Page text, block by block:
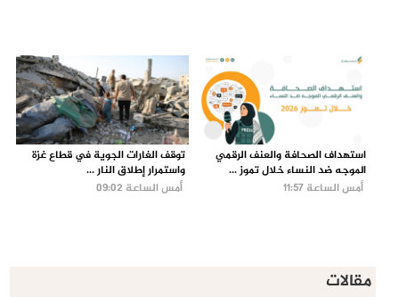
استهداف الصحافة والعنف الرقمي
الموجه ضد النساء خلال تموز ...
أمس الساعة 11:57
توقف الغارات الجوية في قطاع غزة
واستمرار إطلاق النار ...
أمس الساعة 09:02
مقالات